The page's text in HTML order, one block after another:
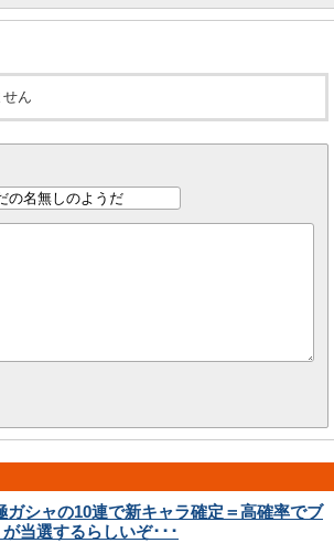
ん
ガシャの10連で新キャラ確定＝高確率でブ
当選するらしいぞ･･･